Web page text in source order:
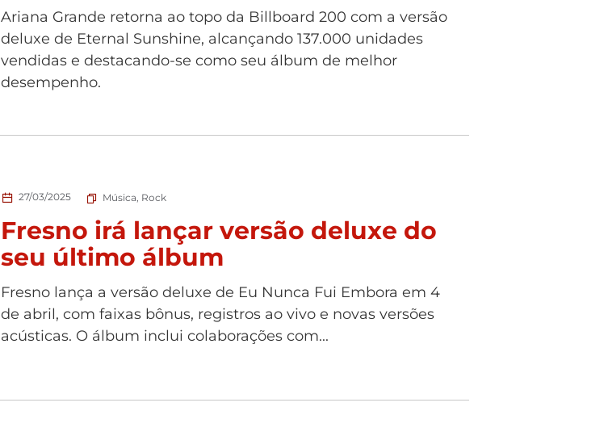
Ariana Grande retorna ao topo da Billboard 200 com a versão
deluxe de Eternal Sunshine, alcançando 137.000 unidades
vendidas e destacando-se como seu álbum de melhor
desempenho.
27/03/2025 Música Rock
Fresno irá lançar versão deluxe do
seu último álbum
Fresno lança a versão deluxe de Eu Nunca Fui Embora em 4
de abril, com faixas bônus, registros ao vivo e novas versões
acústicas. O álbum inclui colaborações com...